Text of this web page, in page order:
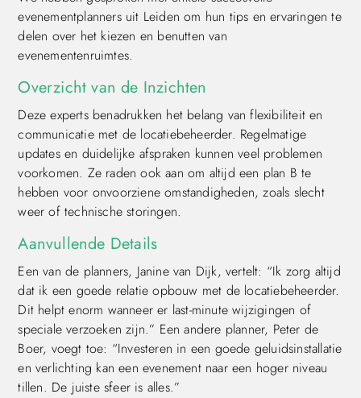
evenementplanners uit Leiden om hun tips en ervaringen te
delen over het kiezen en benutten van
evenementenruimtes.
Overzicht van de Inzichten
Deze experts benadrukken het belang van flexibiliteit en
communicatie met de locatiebeheerder. Regelmatige
updates en duidelijke afspraken kunnen veel problemen
voorkomen. Ze raden ook aan om altijd een plan B te
hebben voor onvoorziene omstandigheden, zoals slecht
weer of technische storingen.
Aanvullende Details
Een van de planners, Janine van Dijk, vertelt: “Ik zorg altijd
dat ik een goede relatie opbouw met de locatiebeheerder.
Dit helpt enorm wanneer er last-minute wijzigingen of
speciale verzoeken zijn.” Een andere planner, Peter de
Boer, voegt toe: “Investeren in een goede geluidsinstallatie
en verlichting kan een evenement naar een hoger niveau
tillen. De juiste sfeer is alles.”